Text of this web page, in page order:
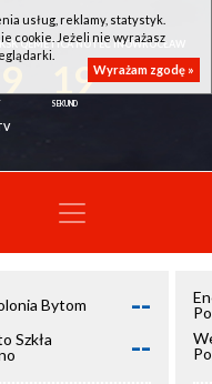
QEMETICA NOTEĆ INOWROCŁAW
19
Bytom --
Szkła
--
usług, reklamy, statystyk.
cookie. Jeżeli nie wyrażasz
Wyrażam zgodę »